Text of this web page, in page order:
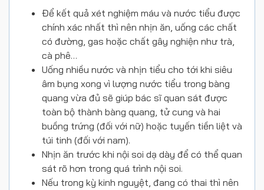
Để kết quả xét nghiệm máu và nước tiểu được
chính xác nhất thì nên nhịn ăn, uống các chất
có đường, gas hoặc chất gây nghiện như trà,
cà phê…
Uống nhiều nước và nhịn tiểu cho tới khi siêu
âm bụng xong vì lượng nước tiểu trong bàng
quang vừa đủ sẽ giúp bác sĩ quan sát được
toàn bộ thành bàng quang, tử cung và hai
buồng trứng (đối với nữ) hoặc tuyến tiền liệt và
túi tinh (đối với nam).
Nhịn ăn trước khi nội soi dạ dày để có thể quan
sát rõ hơn trong quá trình nội soi.
Nếu trong kỳ kinh nguyệt, đang có thai thì nên